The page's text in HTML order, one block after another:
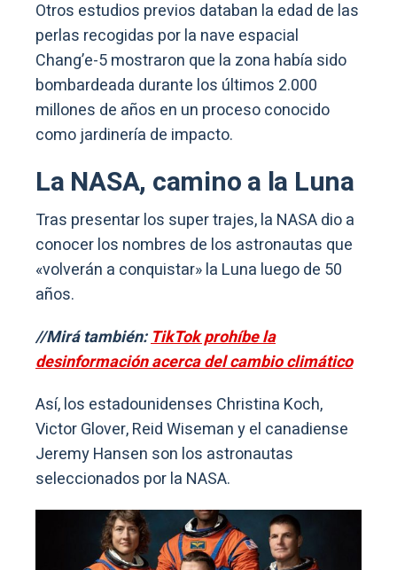
Otros estudios previos databan la edad de las
perlas recogidas por la nave espacial
Chang’e-5 mostraron que la zona había sido
bombardeada durante los últimos 2.000
millones de años en un proceso conocido
como jardinería de impacto.
La NASA, camino a la Luna
Tras presentar los super trajes, la NASA dio a
conocer los nombres de los astronautas que
«volverán a conquistar» la Luna luego de 50
años.
//Mirá también:TikTok prohíbe la
desinformación acerca del cambio climático
Así, los estadounidenses Christina Koch,
Victor Glover, Reid Wiseman y el canadiense
Jeremy Hansen son los astronautas
seleccionados por la NASA.